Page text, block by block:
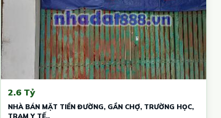
2.6 Tỷ
NHÀ BÁN MẶT TIỀN ĐƯỜNG, GẦN CHỢ, TRƯỜNG HỌC,
TRẠM Y TẾ..